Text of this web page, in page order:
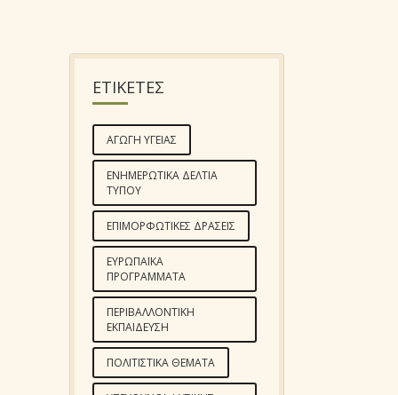
ΕΤΙΚΕΤΕΣ
ΑΓΩΓΉ ΥΓΕΊΑΣ
ΕΝΗΜΕΡΩΤΙΚΆ ΔΕΛΤΊΑ
ΤΎΠΟΥ
ΕΠΙΜΟΡΦΩΤΙΚΈΣ ΔΡΆΣΕΙΣ
ΕΥΡΩΠΑΪΚΆ
ΠΡΟΓΡΆΜΜΑΤΑ
ΠΕΡΙΒΑΛΛΟΝΤΙΚΉ
ΕΚΠΑΊΔΕΥΣΗ
ΠΟΛΙΤΙΣΤΙΚΆ ΘΈΜΑΤΑ